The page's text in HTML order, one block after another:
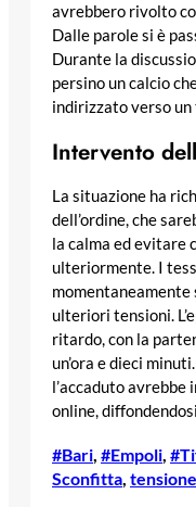
avrebbero rivolto
Dalle parole si è
Durante la
persino un calcio
indirizzato verso un
Intervento
La situazione ha
dell’ordine, che
la calma ed evitare
ulteriormente. I
ulteriori tensioni.
ritardo, con la
un’ora e dieci
l’accaduto
online,
#Bari, #Empoli,
Sconfitta, tensione